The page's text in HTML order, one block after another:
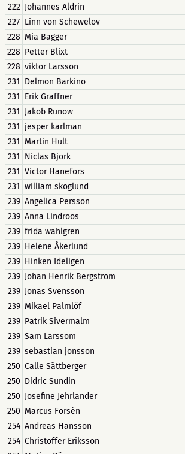
222 Johannes Aldrin
227 Linn von Schewelov
228 Mia Bagger
228 Petter Blixt
228 viktor Larsson
231 Delmon Barkino
231 Erik Graffner
231 Jakob Runow
231 jesper karlman
231 Martin Hult
231 Niclas Björk
231 Victor Hanefors
231 william skoglund
239 Angelica Persson
239 Anna Lindroos
239 frida wahlgren
239 Helene Åkerlund
239 Hinken Ideligen
239 Johan Henrik Bergström
239 Jonas Svensson
239 Mikael Palmlöf
239 Patrik Sivermalm
239 Sam Larssom
239 sebastian jonsson
250 Calle Sättberger
250 Didric Sundin
250 Josefine Jehrlander
250 Marcus Forsèn
254 Andreas Hansson
254 Christoffer Eriksson